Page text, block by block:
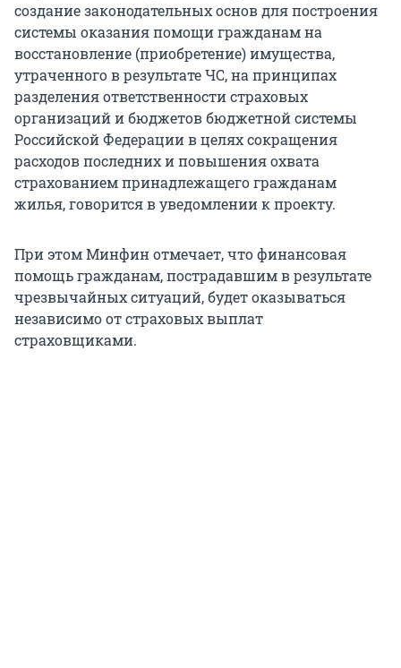
создание законодательных основ для построения
системы оказания помощи гражданам на
восстановление (приобретение) имущества,
утраченного в результате ЧС, на принципах
разделения ответственности страховых
организаций и бюджетов бюджетной системы
Российской Федерации в целях сокращения
расходов последних и повышения охвата
страхованием принадлежащего гражданам
жилья, говорится в уведомлении к проекту.
При этом Минфин отмечает, что финансовая
помощь гражданам, пострадавшим в результате
чрезвычайных ситуаций, будет оказываться
независимо от страховых выплат
страховщиками.